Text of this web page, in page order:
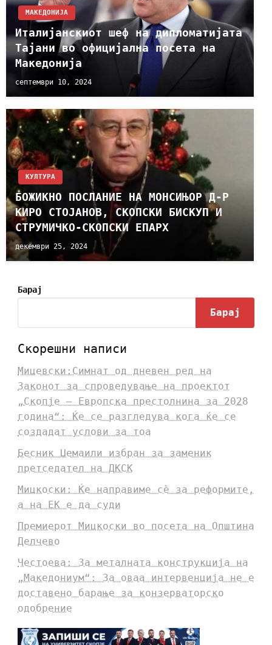
МАКЕДОНИЈА
Италијанскиот шeф на дипломатијата
Тајани во официјална посета на
Македонија
септември 10, 2024
КУЛТУРА
БОЖИКНО ПОСЛАНИЕ НА МОНСИЊОР Д-Р
КИРО СТОЈАНОВ, СКОПСКИ БИСКУП И
СТРУМИЧКО-СКОПСКИ ЕПАРХ
декември 25, 2024
Барај
Барај
Скорешни написи
Мицевски:Симнат од дневен ред на
Законот за спроведување на проектот
„Скопје – Европска престолнина за 2028
година“: Ќе се разгледува кога ќе се
создадат услови за тоа
Бесник Џемаили избран за заменик
претседател на ДКСК
Мицкоски: Ќе направиме сè за реформите,
а на ЕК е да суди
Премиерот Мицкоски во посета на Општина
Делчево
Честоева: За металната конструкција на
„Македониум“: За оваа интервенција не е
доставено барање за конзерваторско
одобрение